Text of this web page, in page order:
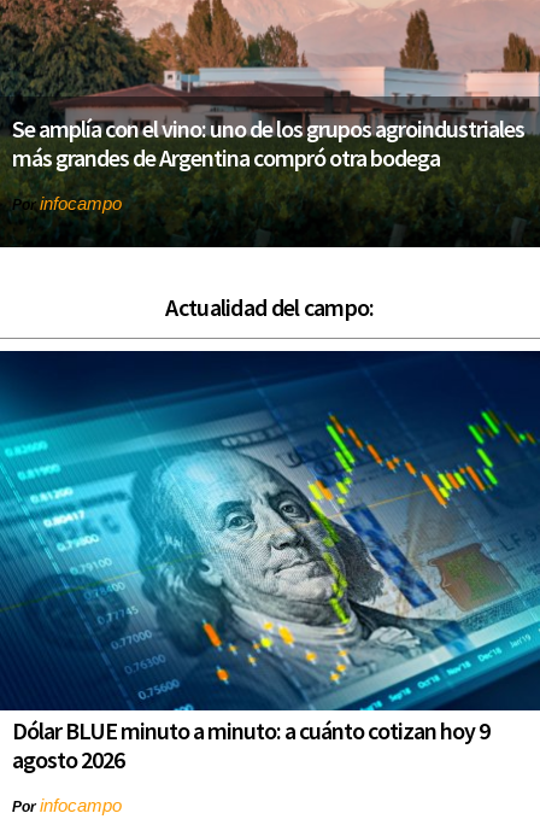
Se amplía con el vino: uno de los grupos agroindustriales
más grandes de Argentina compró otra bodega
Porinfocampo
Actualidad del campo:
Dólar BLUE minuto a minuto: a cuánto cotizan hoy 9
agosto 2026
Porinfocampo